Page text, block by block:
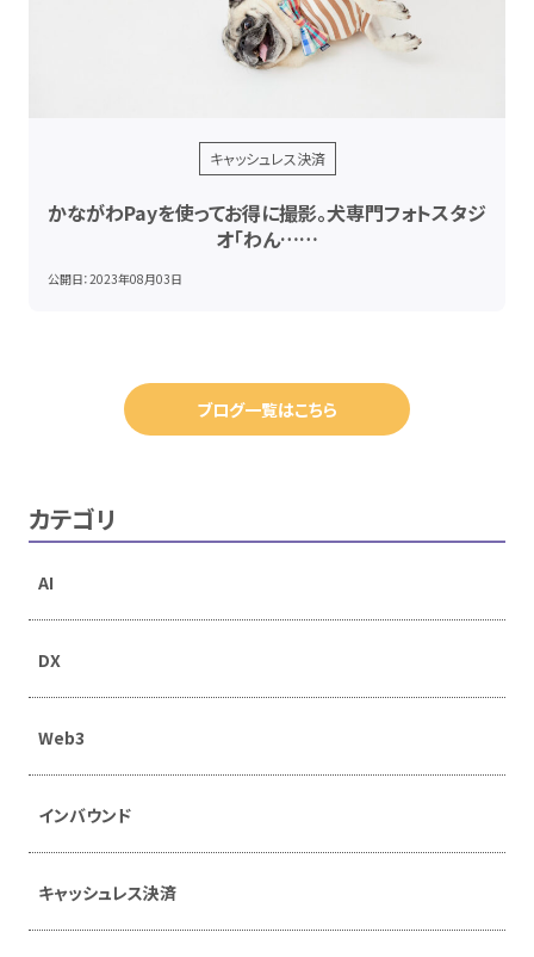
キャッシュレス決済
かながわPayを使ってお得に撮影。犬専門フォトスタジ
オ「わん……
公開日：2023年08月03日
ブログ一覧はこちら
カテゴリ
AI
DX
Web3
インバウンド
キャッシュレス決済